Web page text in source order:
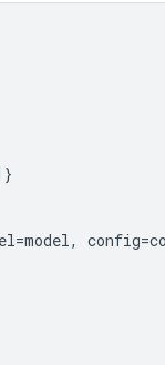
=model, config=